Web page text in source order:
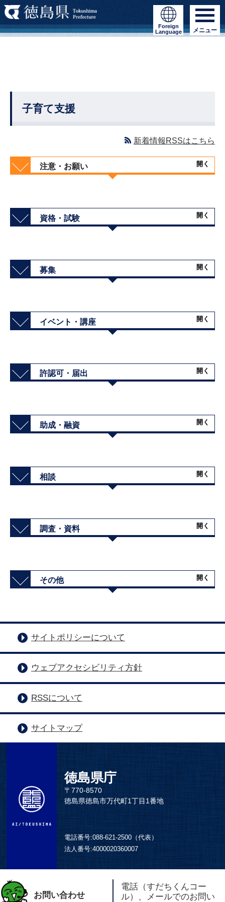
Foreign
Language
メニュー
子育て支援
新着情報RSSはこちら
注意・お願い 開く
資格・試験 開く
募集 開く
イベント・講座 開く
許認可・届出 開く
助成・融資 開く
相談 開く
調査・資料 開く
その他 開く
サイトポリシーについて
ウェブアクセシビリティ方針
RSSについて
サイトマップ
徳島県庁
〒770-8570
徳島県徳島市万代町1丁目1番地
電話番号:088-621-2500（代表）
法人番号:4000020360007
お問い合わせ
電話（すだちくんコー
ル）、メールでのお問い